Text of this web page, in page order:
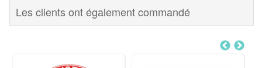
Les clients ont également commandé